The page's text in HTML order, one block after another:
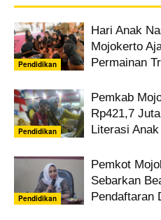
Pendidikan
Hari Anak
Mojokerto
Permainan
Pendidikan
Pemkab
Rp421,7
Literasi
Pendidikan
Pemkot
Sebarkan
Pendaftaran